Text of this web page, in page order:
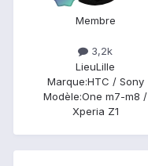
Membre
3,2k
LieuLille
Marque:HTC / Sony
Modèle:One m7-m8 /
Xperia Z1